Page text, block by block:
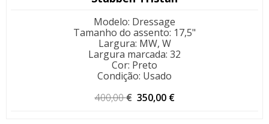
Modelo: Dressage
Tamanho do assento: 17,5"
Largura: MW, W
Largura marcada: 32
Cor: Preto
Condição: Usado
400,00€ O
350,00 €